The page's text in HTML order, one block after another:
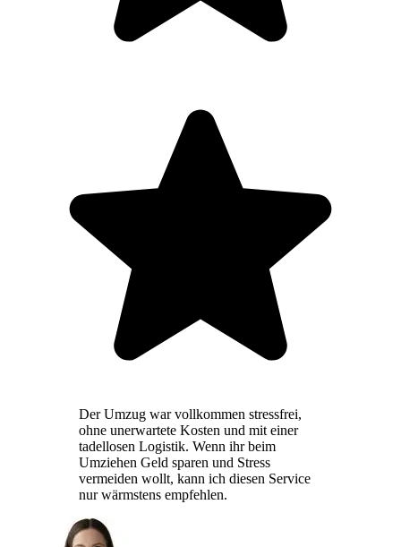
Der Umzug war vollkommen stressfrei,
ohne unerwartete Kosten und mit einer
tadellosen Logistik. Wenn ihr beim
Umziehen Geld sparen und Stress
vermeiden wollt, kann ich diesen Service
nur wärmstens empfehlen.